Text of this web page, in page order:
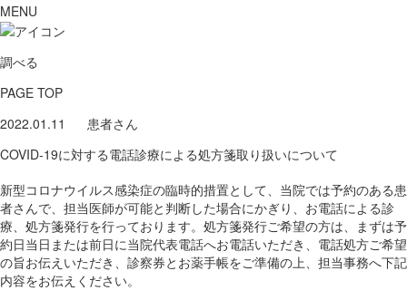
MENU
調べる
PAGE TOP
2022.01.11
患者さん
COVID-19に対する電話診療による処方箋取り扱いについて
新型コロナウイルス感染症の臨時的措置として、当院では予約のある患
者さんで、担当医師が可能と判断した場合にかぎり、お電話による診
療、処方箋発行を行っております。処方箋発行ご希望の方は、まずは予
約日当日または前日に当院代表電話へお電話いただき、電話処方ご希望
の旨お伝えいただき、診察券とお薬手帳をご準備の上、担当事務へ下記
内容をお伝えください。